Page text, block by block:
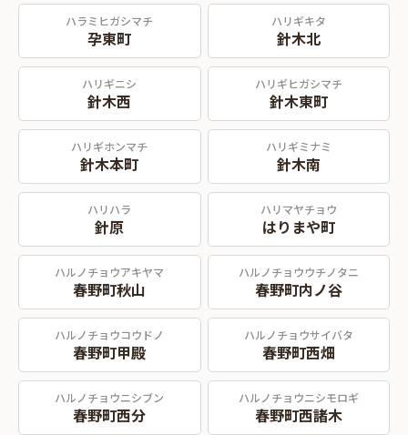
ハラミヒガシマチ
孕東町
ハリギキタ
針木北
ハリギニシ
針木西
ハリギヒガシマチ
針木東町
ハリギホンマチ
針木本町
ハリギミナミ
針木南
ハリハラ
針原
ハリマヤチョウ
はりまや町
ハルノチョウアキヤマ
春野町秋山
ハルノチョウウチノタニ
春野町内ノ谷
ハルノチョウコウドノ
春野町甲殿
ハルノチョウサイバタ
春野町西畑
ハルノチョウニシブン
春野町西分
ハルノチョウニシモロギ
春野町西諸木